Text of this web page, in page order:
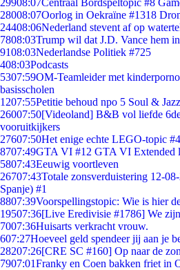
29908:07Centraal Bordspeltopic #8
28008:07Oorlog in Oekraïne #1318
24408:06Nederland stevent af op
7808:03Trump wil dat J.D. Vance hem
9108:03Nederlandse Politiek #725
408:03Podcasts
5307:59OM-Teamleider met
basisscholen
1207:55Petitie behoud npo 5 Soul & Jazz
26007:50[Videoland] B&B vol liefde
vooruitkijkers
27607:50Het enige echte LEGO-topic
8707:49GTA VI #12 GTA VI Extended
5807:43Eeuwig voortleven
26707:43Totale zonsverduistering 12-
Spanje) #1
8807:39Voorspellingstopic: Wie is hier
19507:36[Live Eredivisie #1786] We
7007:36Huisarts verkracht vrouw.
607:27Hoeveel geld spendeer jij aan je
28207:26[CRE SC #160] Op naar de
7907:01Franky en Coen bakken friet in